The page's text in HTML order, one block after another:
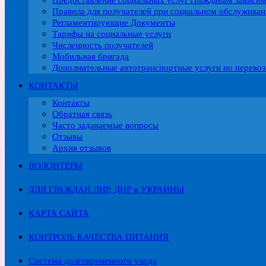
Правила для получателей при социальном
Регламентирующие Документы
Тарифы на социальные услуги
Численность получателей
Мобильная бригада
Дополнительные автотранспортные услуги по
КОНТАКТЫ
Контакты
Обратная связь
Часто задаваемые вопросы
Отзывы
Архив отзывов
ВОЛОНТЕРЫ
ДЛЯ ГРАЖДАН ЛНР, ДНР и УКРАИНЫ
КАРТА САЙТА
КОНТРОЛЬ КАЧЕСТВА ПИТАНИЯ
Система долговременного ухода